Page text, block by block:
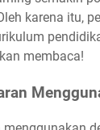
karena itu,
membaca!